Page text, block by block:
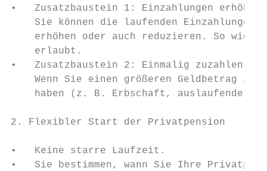
•   Zusatzbaustein 1: Einzahlungen
Sie können die laufenden Einzahlungen
erhöhen oder auch reduzieren. So wie
erlaubt.
•   Zusatzbaustein 2: Einmalig
Wenn Sie einen größeren Geldbetrag
haben (z. B. Erbschaft, auslaufende
2. Flexibler Start der Privatpension
•   Keine starre Laufzeit.
•   Sie bestimmen, wann Sie Ihre